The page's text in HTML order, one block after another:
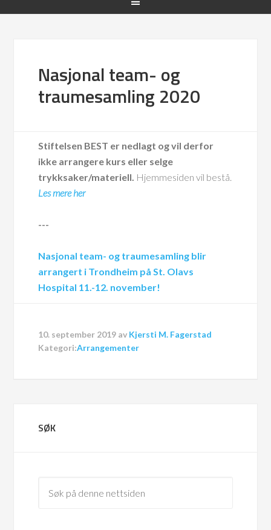
Nasjonal team- og
traumesamling 2020
Stiftelsen BEST er nedlagt og vil derfor
ikke arrangere kurs eller selge
trykksaker/materiell. Hjemmesiden vil bestå.
Les mere her
---
Nasjonal team- og traumesamling blir
arrangert i Trondheim på St. Olavs
Hospital 11.-12. november!
10. september 2019 av Kjersti M. Fagerstad
Kategori:Arrangementer
SØK